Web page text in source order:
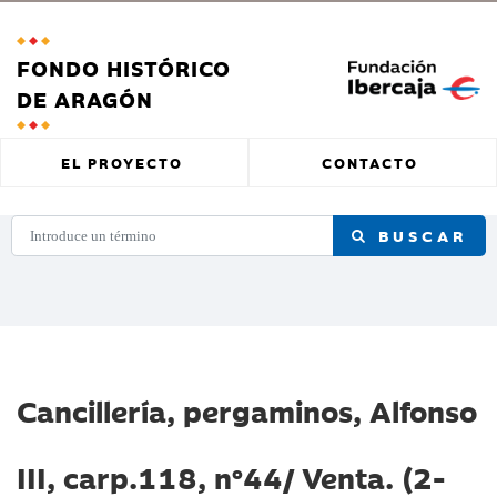
FONDO HISTÓRICO
DE ARAGÓN
EL PROYECTO CONTACTO
BUSCAR
Cancillería, pergaminos, Alfonso
III, carp.118, nº44/ Venta. (2-